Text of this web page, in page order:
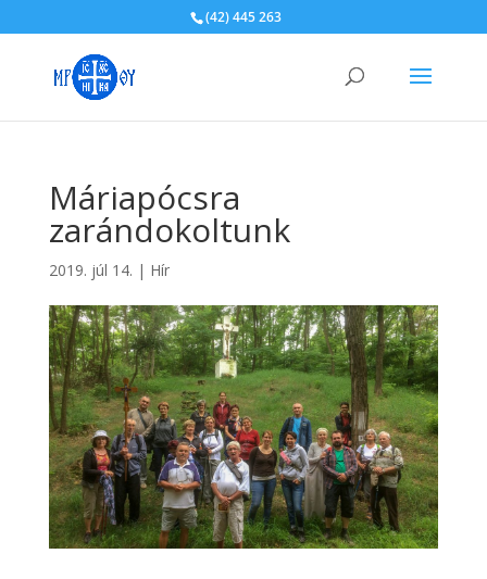
(42) 445 263
Máriapócsra
zarándokoltunk
2019. júl 14. | Hír